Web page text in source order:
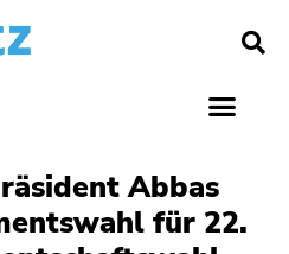
Abbas
für 22.